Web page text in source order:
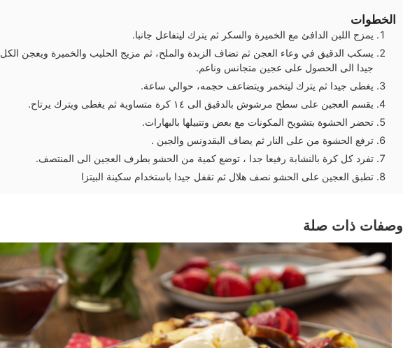
الخطوات
يمزج اللبن الدافئ مع الخميرة والسكر ثم يترك ليتفاعل جانبا.
يسكب الدقيق في وعاء العجن ثم تضاف الزبدة والملح، ثم مزيج الحليب والخميرة ويعجن الكل
جيدا الى الحصول على عجين متجانس وناعم.
يغطى جيدا ثم يترك ليتخمر ويتضاعف حجمه، حوالي ساعة.
يقسم العجين على سطح مرشوش بالدقيق الى ١٤ كرة متساوية ثم يغطى ويترك يرتاح.
تحضر الحشوة بتشويح المكونات مع بعض وتتبيلها بالبهارات.
ترفع الحشوة من على النار ثم يضاف البقدونس والجبن .
تفرد كل كرة بالنشابة رفيعا جدا ، توضع كمية من الحشو بطرف العجين الى المنتصف.
تطبق العجين على الحشو نصف هلال ثم تقفل جيدا باستخدام سكينة البيتزا
وصفات ذات صلة